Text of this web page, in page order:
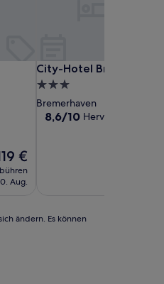
€
Aug.
City-Hotel
City-Hotel Bremerhaven
3.0-
Sterne-
Unterkunft
Bremerhaven
8.6
8,6/10 Hervorragend
ändern. Es können